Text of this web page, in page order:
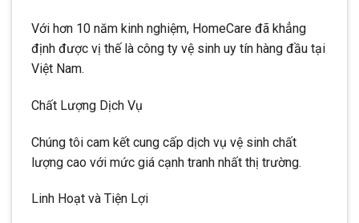
Với hơn 10 năm kinh nghiệm, HomeCare đã khẳng
định được vị thế là công ty vệ sinh uy tín hàng đầu tại
Việt Nam.
Chất Lượng Dịch Vụ
Chúng tôi cam kết cung cấp dịch vụ vệ sinh chất
lượng cao với mức giá cạnh tranh nhất thị trường.
Linh Hoạt và Tiện Lợi